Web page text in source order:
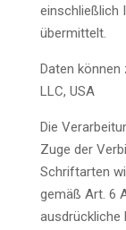
einschließlich
übermittelt.
Daten können
LLC, USA
Die
Zuge der
Schriftarten
gemäß Art. 6
ausdrückliche